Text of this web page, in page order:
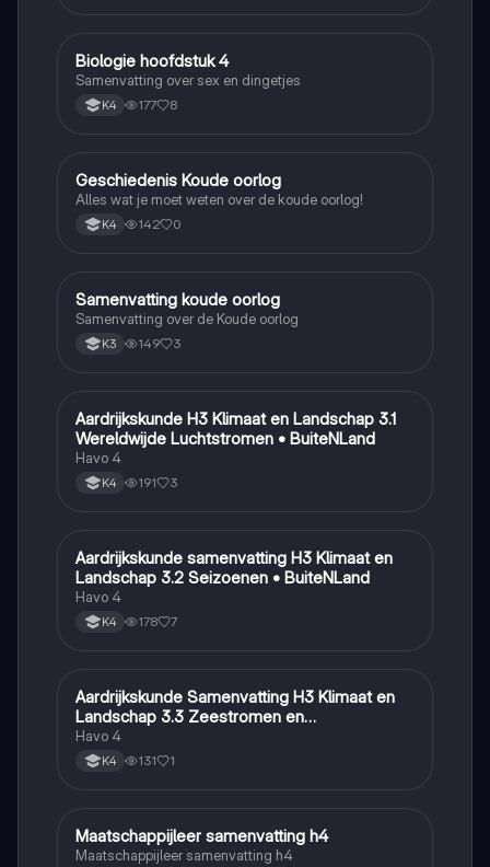
Biologie
Biologie hoofdstuk 4
Samenvatting over sex en dingetjes
K4 177 8
Geschiedenis
Geschiedenis Koude oorlog
Alles wat je moet weten over de koude oorlog!
K4 142 0
Geschiedenis
Samenvatting koude oorlog
Samenvatting over de Koude oorlog
K3 149 3
Aardrijkskunde
Aardrijkskunde H3 Klimaat en Landschap 3.1
Wereldwijde Luchtstromen • BuiteNLand
Havo 4
K4 191 3
Aardrijkskunde
Aardrijkskunde samenvatting H3 Klimaat en
Landschap 3.2 Seizoenen • BuiteNLand
Havo 4
K4 178 7
Aardrijkskunde
Aardrijkskunde Samenvatting H3 Klimaat en
Landschap 3.3 Zeestromen en
Klimaatgebieden • BuiteNLand
Havo 4
K4 131 1
Maatschappijleer
Maatschappijleer samenvatting h4
Maatschappijleer samenvatting h4